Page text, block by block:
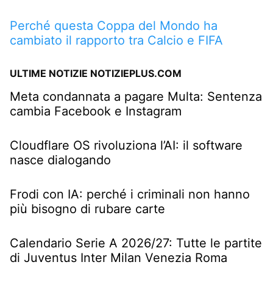
Perché questa Coppa del Mondo ha
cambiato il rapporto tra Calcio e FIFA
ULTIME NOTIZIE NOTIZIEPLUS.COM
Meta condannata a pagare Multa: Sentenza
cambia Facebook e Instagram
Cloudflare OS rivoluziona l’AI: il software
nasce dialogando
Frodi con IA: perché i criminali non hanno
più bisogno di rubare carte
Calendario Serie A 2026/27: Tutte le partite
di Juventus Inter Milan Venezia Roma